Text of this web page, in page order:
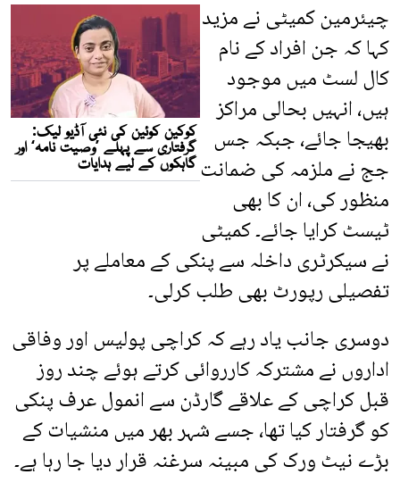
چیئرمین کمیٹی نے مزید
کہا کہ جن افراد کے نام
کال لسٹ میں موجود
ہیں، انہیں بحالی مراکز
بھیجا جائے، جبکہ جس
جج نے ملزمہ کی ضمانت
منظور کی، ان کا بھی
ٹیسٹ کرایا جائے۔ کمیٹی
نے سیکرٹری داخلہ سے پنکی کے معاملے پر
تفصیلی رپورٹ بھی طلب کرلی۔
دوسری جانب یاد رہے کہ کراچی پولیس اور وفاقی
اداروں نے مشترکہ کارروائی کرتے ہوئے چند روز
قبل کراچی کے علاقے گارڈن سے انمول عرف پنکی
کو گرفتار کیا تھا، جسے شہر بھر میں منشیات کے
بڑے نیٹ ورک کی مبینہ سرغنہ قرار دیا جا رہا ہے۔